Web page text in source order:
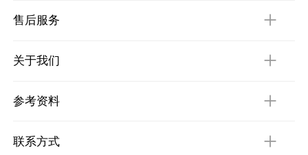
售后服务
关于我们
参考资料
联系方式